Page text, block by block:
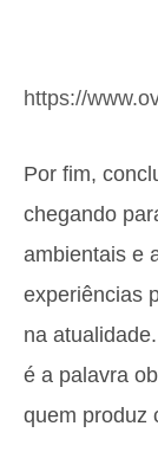
https://
Por fim,
chegando
ambientais e
experiências
na
é a palavra
quem produz